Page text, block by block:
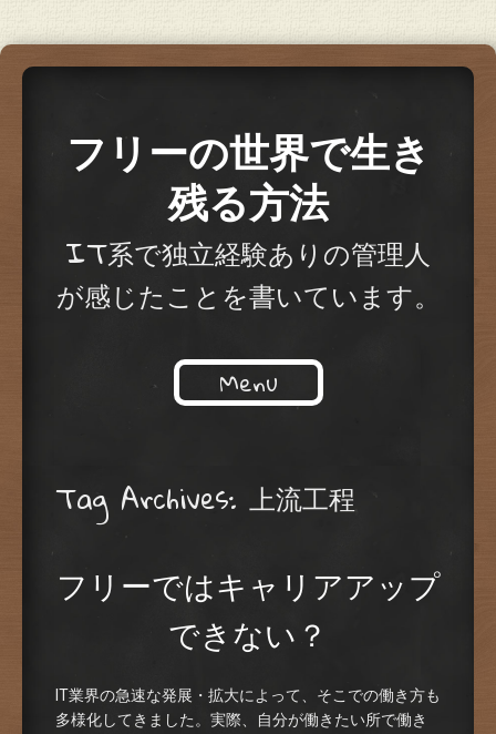
フリーの世界で生き
残る方法
IT系で独立経験ありの管理人
が感じたことを書いています。
Menu
Tag Archives: 上流工程
フリーではキャリアアップ
できない？
IT業界の急速な発展・拡大によって、そこでの働き方も
多様化してきました。実際、自分が働きたい所で働き